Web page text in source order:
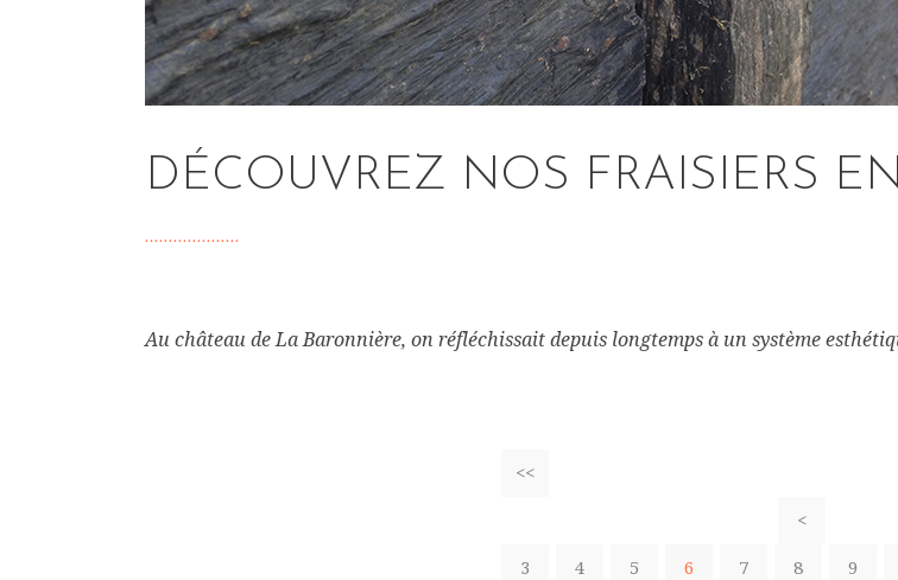
DÉCOUVREZ NOS FRAISIERS
Au château de La Baronnière, on réfléchissait depuis longtemps à un système
<<
<
3 4 5 6 7 8 9